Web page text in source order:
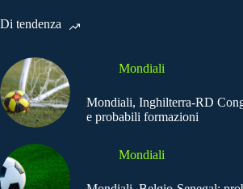
Di tendenza
Mondiali
Mondiali, Inghilterra-RD
e probabili formazioni
Mondiali